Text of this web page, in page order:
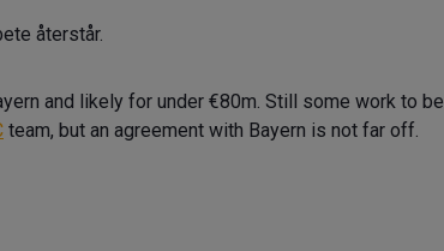
återstår.
and likely for under €80m. Still some work to be
team, but an agreement with Bayern is not far off.